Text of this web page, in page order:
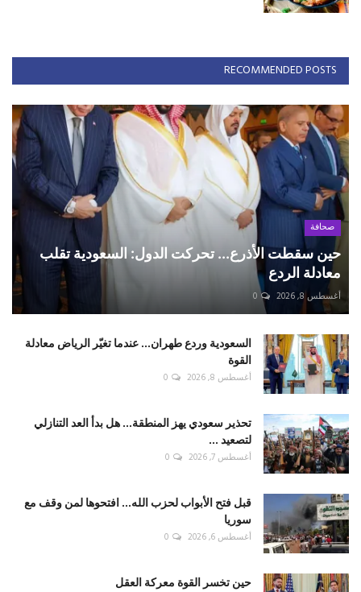
RECOMMENDED POSTS
صحافة
حين سقطت الأذرع... تحركت الدول: السعودية تقلب
معادلة الردع
أغسطس 8, 2026 0
السعودية وردع طهران... عندما تغيّر الرياض معادلة
القوة
أغسطس 8, 2026 0
تحذير سعودي يهز المنطقة... هل بدأ العد التنازلي
لتصعيد ...
أغسطس 7, 2026 0
قبل فتح الأبواب لحزب الله... افتحوها لمن وقف مع
سوريا
أغسطس 6, 2026 0
حين تخسر القوة معركة العقل